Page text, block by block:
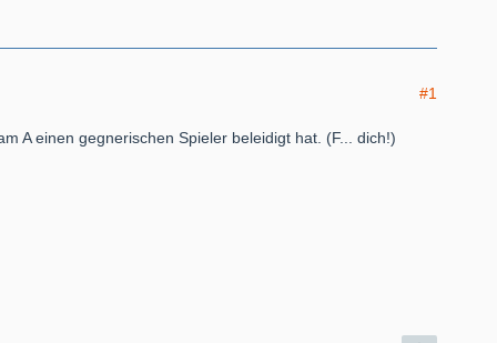
#1
A einen gegnerischen Spieler beleidigt hat. (F... dich!)